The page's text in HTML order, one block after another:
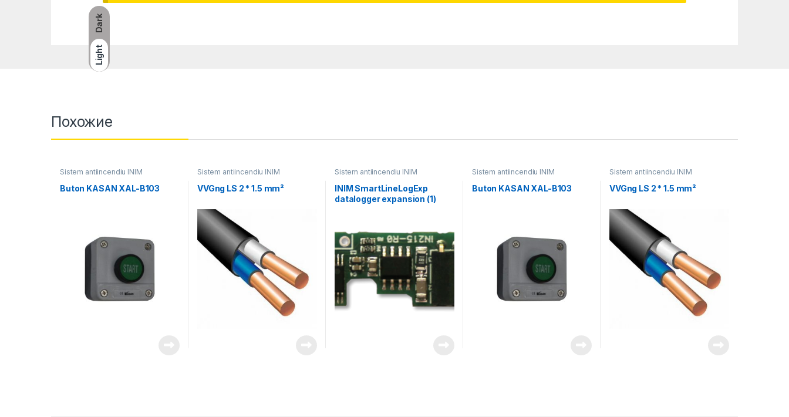
Dark
Light
Похожие
Sistem antiincendiu INIM
Buton KASAN XAL-B103
Sistem antiincendiu INIM
VVGng LS 2 * 1.5 mm²
Sistem antiincendiu INIM
INIM SmartLineLogExp
datalogger expansion (1)
Sistem antiincendiu INIM
Buton KASAN XAL-B103
Sistem antiincendiu INIM
VVGng LS 2 * 1.5 mm²